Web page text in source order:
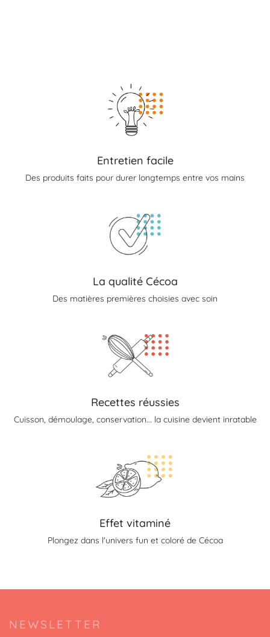
Entretien facile
Des produits faits pour durer longtemps entre vos mains
La qualité Cécoa
Des matières premières choisies avec soin
Recettes réussies
Cuisson, démoulage, conservation... la cuisine devient inratable
Effet vitaminé
Plongez dans l'univers fun et coloré de Cécoa
NEWSLETTER